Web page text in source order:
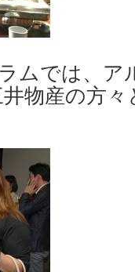
ムでは、
物産の方